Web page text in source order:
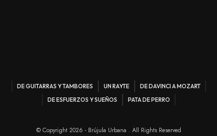
DE GUITARRAS Y TAMBORES UN RAYTE
DE DAVINCI A MOZART
DE ESFUERZOS Y SUEÑOS
PATA DE PERRO
© Copyright 2026 - Brújula Urbana . All Rights Reserved